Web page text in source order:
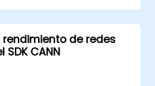
de redes
CANN